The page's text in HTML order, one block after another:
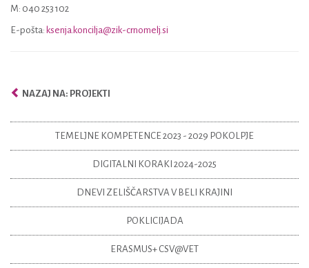
M: 040 253 102
E-pošta: ksenja.koncilja@zik-crnomelj.si
NAZAJ NA: PROJEKTI
TEMELJNE KOMPETENCE 2023 - 2029 POKOLPJE
DIGITALNI KORAKI 2024-2025
DNEVI ZELIŠČARSTVA V BELI KRAJINI
POKLICIJADA
ERASMUS+ CSV@VET